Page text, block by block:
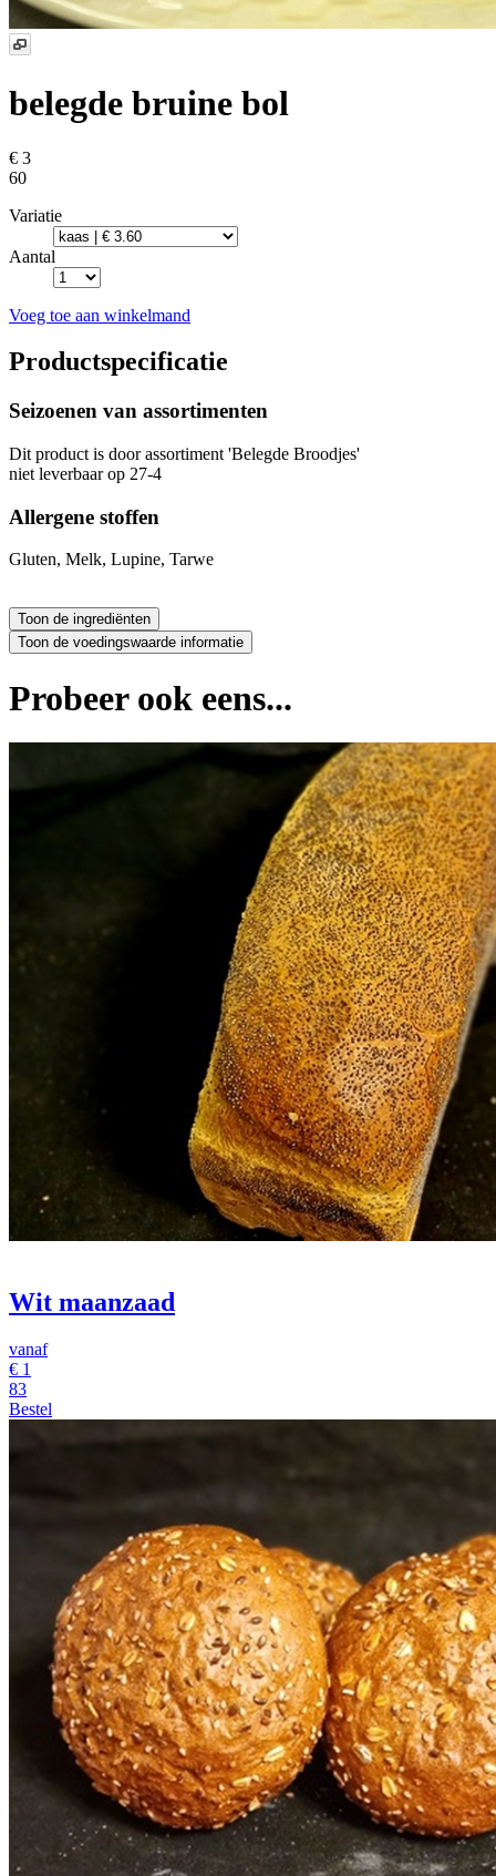
belegde bruine bol
€ 3
60
Variatie
Aantal
Voeg toe aan winkelmand
Productspecificatie
Seizoenen van assortimenten
Dit product is door assortiment 'Belegde Broodjes'
niet leverbaar op 27-4
Allergene stoffen
Gluten, Melk, Lupine, Tarwe
Probeer ook eens...
Wit maanzaad
vanaf
€ 1
83
Bestel